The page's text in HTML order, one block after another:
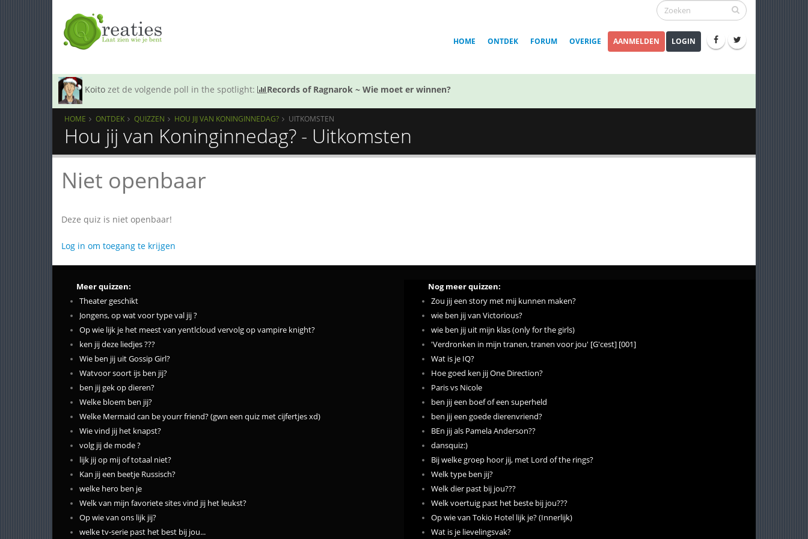
HOME ONTDEK FORUM OVERIGE AANMELDEN LOGIN
Koito zet de volgende poll in the spotlight: Records of Ragnarok ~ Wie moet er winnen?
HOME ONTDEK QUIZZEN HOU JIJ VAN KONINGINNEDAG? UITKOMSTEN
Hou jij van Koninginnedag? - Uitkomsten
Niet openbaar
Deze quiz is niet openbaar!
Log in om toegang te krijgen
Meer quizzen:
Theater geschikt
Jongens, op wat voor type val jij ?
Op wie lijk je het meest van yentlcloud vervolg op vampire knight?
ken jij deze liedjes ???
Wie ben jij uit Gossip Girl?
Watvoor soort ijs ben jij?
ben jij gek op dieren?
Welke bloem ben jij?
Welke Mermaid can be yourr friend? (gwn een quiz met cijfertjes xd)
Wie vind jij het knapst?
volg jij de mode ?
lijk jij op mij of totaal niet?
Kan jij een beetje Russisch?
welke hero ben je
Welk van mijn favoriete sites vind jij het leukst?
Op wie van ons lijk jij?
welke tv-serie past het best bij jou...
Nog meer quizzen:
Zou jij een story met mij kunnen maken?
wie ben jij van Victorious?
wie ben jij uit mijn klas (only for the girls)
'Verdronken in mijn tranen, tranen voor jou' [G'cest] [001]
Wat is je IQ?
Hoe goed ken jij One Direction?
Paris vs Nicole
ben jij een boef of een superheld
ben jij een goede dierenvriend?
BEn jij als Pamela Anderson??
dansquiz:)
Bij welke groep hoor jij, met Lord of the rings?
Welk type ben jij?
Welk dier past bij jou???
Welk voertuig past het beste bij jou???
Op wie van Tokio Hotel lijk je? (Innerlijk)
Wat is je lievelingsvak?